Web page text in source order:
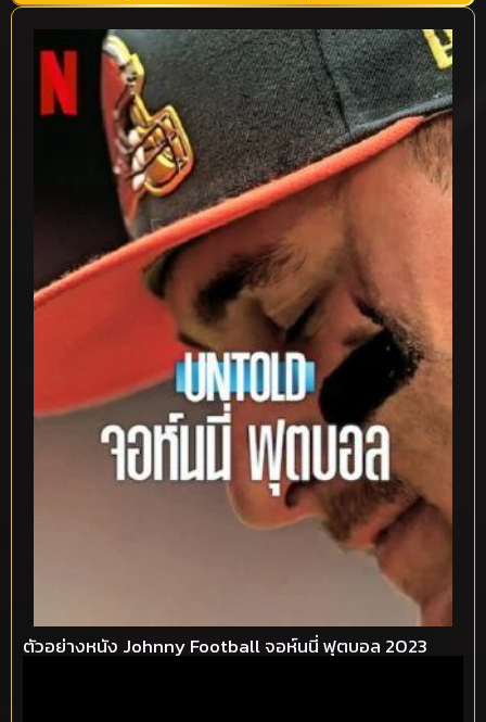
ตัวอย่างหนัง Johnny Football จอห์นนี่ ฟุตบอล 2023